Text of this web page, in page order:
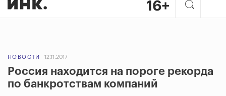
НОВОСТИ 12.11.2017
Россия находится на пороге рекорда
по банкротствам компаний